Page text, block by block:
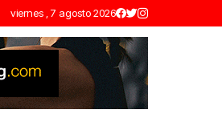
viernes , 7 agosto 2026